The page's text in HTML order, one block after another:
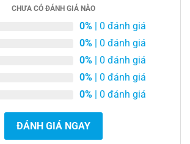
CHƯA CÓ ĐÁNH GIÁ NÀO
0% | 0 đánh giá
0% | 0 đánh giá
0% | 0 đánh giá
0% | 0 đánh giá
0% | 0 đánh giá
ĐÁNH GIÁ NGAY